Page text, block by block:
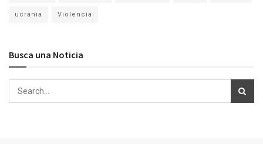
ucrania Violencia
Busca una Noticia